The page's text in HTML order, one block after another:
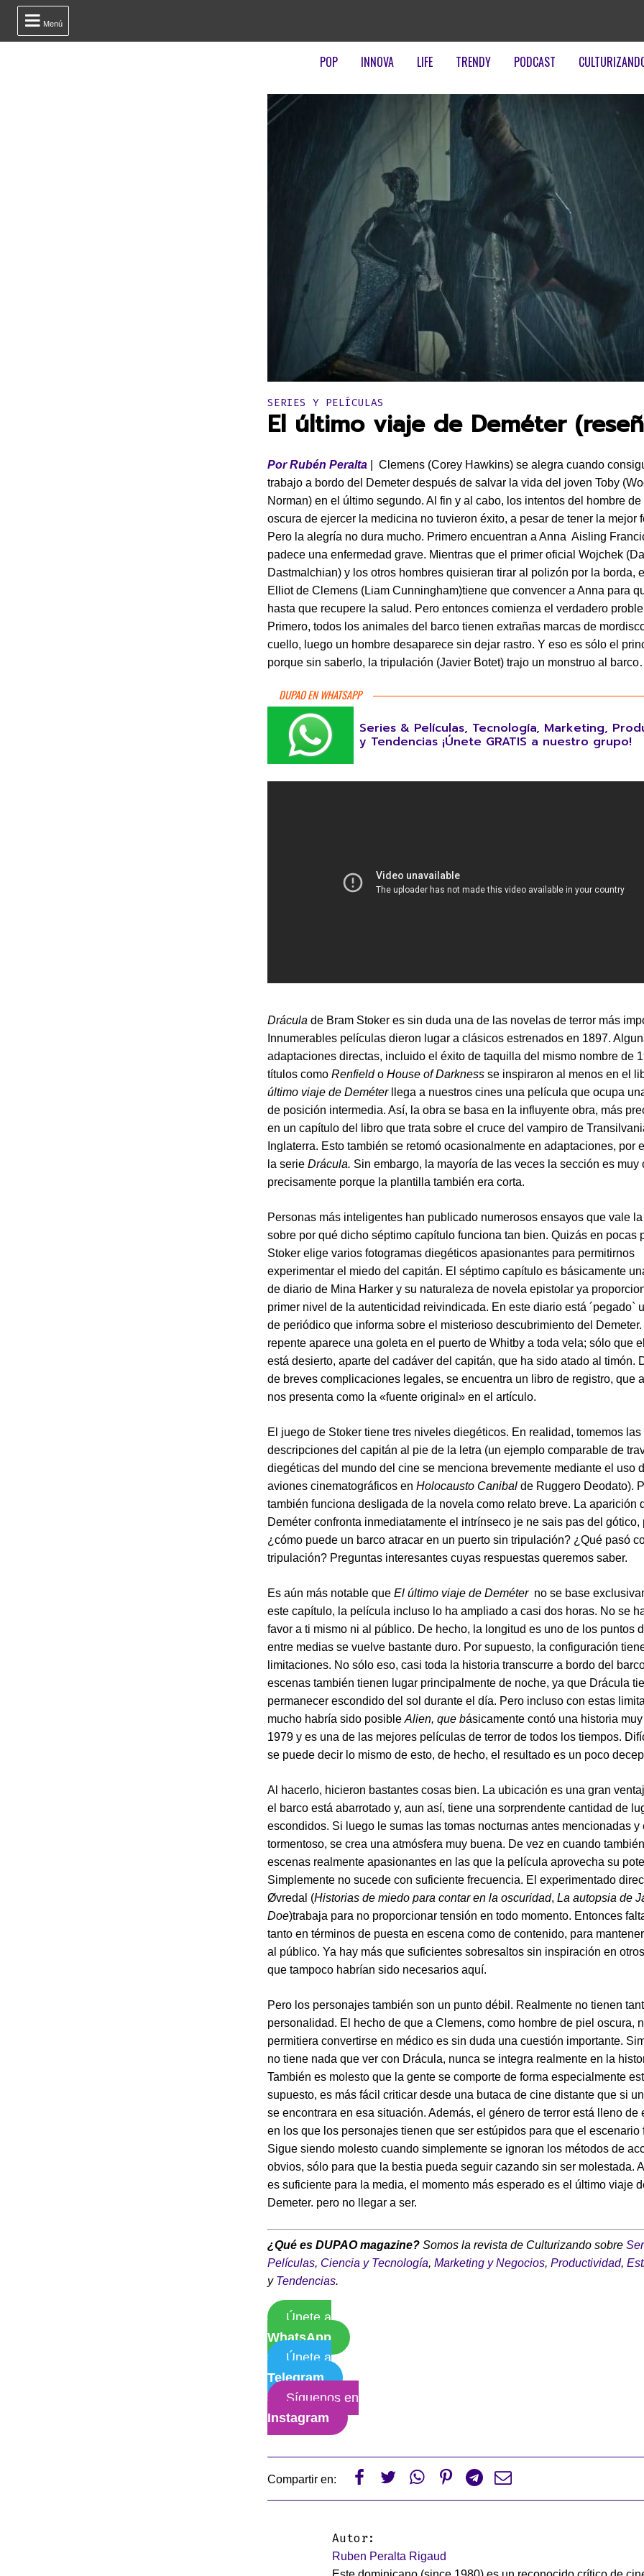
 Menú
POP INNOVA LIFE TRENDY PODCAST
Publicado en:
SERIES Y PELÍCULAS
El último viaje de Deméter
Por Rubén Peralta | Clemens (Corey Hawkins) se alegra cuando
trabajo a bordo del Demeter después de salvar la vida del joven Toby
Norman) en el último segundo. Al fin y al cabo, los intentos del hombre de
oscura de ejercer la medicina no tuvieron éxito, a pesar de tener la mejor
Pero la alegría no dura mucho. Primero encuentran a Anna Aisling
padece una enfermedad grave. Mientras que el primer oficial Wojchek
Dastmalchian) y los otros hombres quisieran tirar al polizón por la borda,
Elliot de Clemens (Liam Cunningham)tiene que convencer a Anna para
hasta que recupere la salud. Pero entonces comienza el verdadero
Primero, todos los animales del barco tienen extrañas marcas de
cuello, luego un hombre desaparece sin dejar rastro. Y eso es sólo el
porque sin saberlo, la tripulación (Javier Botet) trajo un monstruo al
DUPAO EN WHATSAPP
Series & Películas, Tecnología, Marketing,
y Tendencias ¡Únete GRATIS a nuestro grupo!
Drácula de Bram Stoker es sin duda una de las novelas de terror más
Innumerables películas dieron lugar a clásicos estrenados en 1897.
adaptaciones directas, incluido el éxito de taquilla del mismo nombre de
títulos como Renfieldo House of Darkness se inspiraron al menos en el
último viaje de Deméterllega a nuestros cines una película que ocupa
de posición intermedia. Así, la obra se basa en la influyente obra, más
en un capítulo del libro que trata sobre el cruce del vampiro de
Inglaterra. Esto también se retomó ocasionalmente en adaptaciones, por
la serie Drácula. Sin embargo, la mayoría de las veces la sección es muy
precisamente porque la plantilla también era corta.
Personas más inteligentes han publicado numerosos ensayos que vale
sobre por qué dicho séptimo capítulo funciona tan bien. Quizás en pocas
Stoker elige varios fotogramas diegéticos apasionantes para permitirnos
experimentar el miedo del capitán. El séptimo capítulo es básicamente
de diario de Mina Harker y su naturaleza de novela epistolar ya
primer nivel de la autenticidad reivindicada. En este diario está ´pegado`
de periódico que informa sobre el misterioso descubrimiento del
repente aparece una goleta en el puerto de Whitby a toda vela; sólo que
está desierto, aparte del cadáver del capitán, que ha sido atado al timón.
de breves complicaciones legales, se encuentra un libro de registro, que
nos presenta como la «fuente original» en el artículo.
El juego de Stoker tiene tres niveles diegéticos. En realidad, tomemos
descripciones del capitán al pie de la letra (un ejemplo comparable de
diegéticas del mundo del cine se menciona brevemente mediante el uso
aviones cinematográficos en Holocausto Canibal de Ruggero Deodato).
también funciona desligada de la novela como relato breve. La aparición
Deméter confronta inmediatamente el intrínseco je ne sais pas del gótico,
¿cómo puede un barco atracar en un puerto sin tripulación? ¿Qué pasó
tripulación? Preguntas interesantes cuyas respuestas queremos saber.
Es aún más notable que El último viaje de Deméterno se base
este capítulo, la película incluso lo ha ampliado a casi dos horas. No se
favor a ti mismo ni al público. De hecho, la longitud es uno de los puntos
entre medias se vuelve bastante duro. Por supuesto, la configuración
limitaciones. No sólo eso, casi toda la historia transcurre a bordo del
escenas también tienen lugar principalmente de noche, ya que Drácula
permanecer escondido del sol durante el día. Pero incluso con estas
mucho habría sido posible Alien, que básicamente contó una historia
1979 y es una de las mejores películas de terror de todos los tiempos.
se puede decir lo mismo de esto, de hecho, el resultado es un poco
Al hacerlo, hicieron bastantes cosas bien. La ubicación es una gran
el barco está abarrotado y, aun así, tiene una sorprendente cantidad de
escondidos. Si luego le sumas las tomas nocturnas antes mencionadas y
tormentoso, se crea una atmósfera muy buena. De vez en cuando
escenas realmente apasionantes en las que la película aprovecha su
Simplemente no sucede con suficiente frecuencia. El experimentado
Øvredal (Historias de miedo para contar en la oscuridad, La autopsia de
Doe)trabaja para no proporcionar tensión en todo momento. Entonces
tanto en términos de puesta en escena como de contenido, para
al público. Ya hay más que suficientes sobresaltos sin inspiración en
que tampoco habrían sido necesarios aquí.
Pero los personajes también son un punto débil. Realmente no tienen
personalidad. El hecho de que a Clemens, como hombre de piel oscura,
permitiera convertirse en médico es sin duda una cuestión importante.
no tiene nada que ver con Drácula, nunca se integra realmente en la
También es molesto que la gente se comporte de forma especialmente
supuesto, es más fácil criticar desde una butaca de cine distante que si
se encontrara en esa situación. Además, el género de terror está lleno de
en los que los personajes tienen que ser estúpidos para que el escenario
Sigue siendo molesto cuando simplemente se ignoran los métodos de
obvios, sólo para que la bestia pueda seguir cazando sin ser molestada.
es suficiente para la media, el momento más esperado es el último viaje
Demeter. pero no llegar a ser.
¿Qué es DUPAO magazine? Somos la revista de Culturizando sobre
Películas, Ciencia y Tecnología, Marketing y Negocios, Productividad,
y Tendencias.
Únete a
WhatsApp
Únete a
Telegram
Síguenos en
Instagram
Compartir en:      
Autor:
Ruben Peralta Rigaud